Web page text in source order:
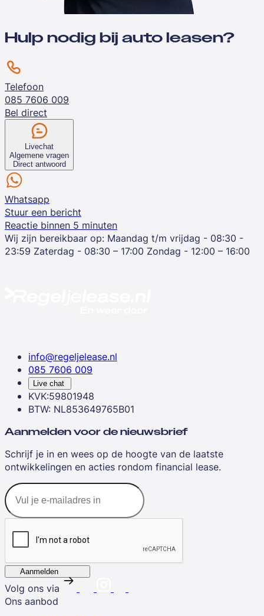
Hulp nodig bij auto leasen?
Telefoon
085 7606 009
Bel direct
Livechat
Algemene vragen
Direct antwoord
Whatsapp
Stuur een bericht
Reactie binnen 5 minuten
Wij zijn bereikbaar op: Maandag t/m vrijdag - 08:30 -
23:59 Zaterdag - 08:30 – 17:00 Zondag - 12:00 – 16:00
info@regeljelease.nl
085 7606 009
Live chat
KVK:59801948
BTW: NL853649765B01
Aanmelden voor de nieuwsbrief
Schrijf je in en wees op de hoogte van de laatste
ontwikkelingen en acties rondom financial lease.
Aanmelden
Volg ons via
Ons aanbod